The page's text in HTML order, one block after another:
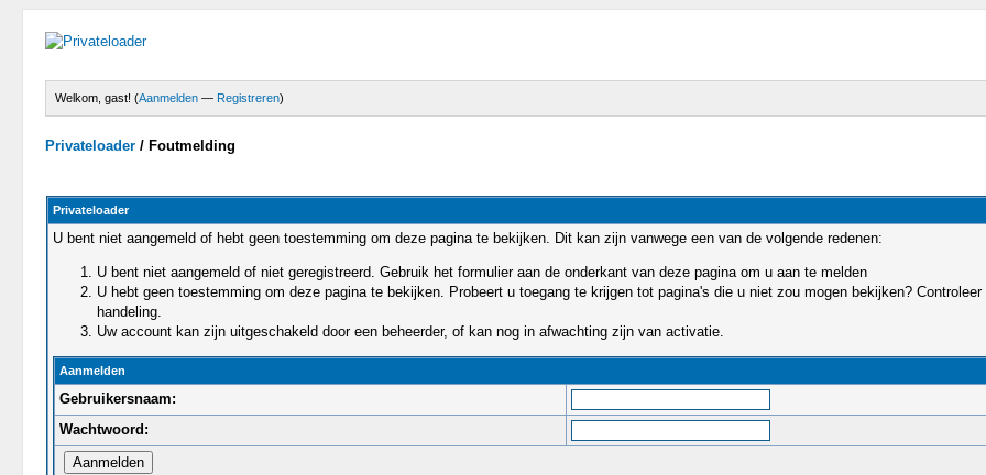
Welkom, gast! (Aanmelden — Registreren)
Privateloader / Foutmelding
Privateloader
U bent niet aangemeld of hebt geen toestemming om deze pagina te bekijken. Dit kan zijn vanwege een van de volgende redenen:
U bent niet aangemeld of niet geregistreerd. Gebruik het formulier aan de onderkant van deze pagina om u aan te melden
U hebt geen toestemming om deze pagina te bekijken. Probeert u toegang te krijgen tot pagina's die u niet zou mogen bekijken?
handeling.
Uw account kan zijn uitgeschakeld door een beheerder, of kan nog in afwachting zijn van activatie.
Aanmelden
Gebruikersnaam:
Wachtwoord: